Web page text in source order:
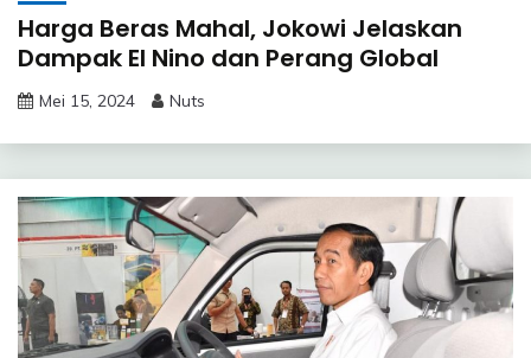
Harga Beras Mahal, Jokowi Jelaskan
Dampak El Nino dan Perang Global
Mei 15, 2024 Nuts